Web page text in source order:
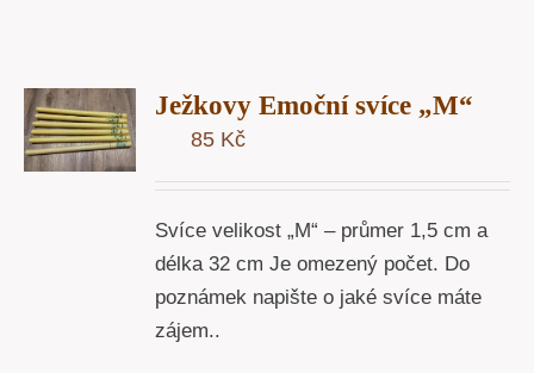
Ježkovy Emoční svíce „M“
85 Kč
Svíce velikost „M“ – průmer 1,5 cm a
délka 32 cm Je omezený počet. Do
poznámek napište o jaké svíce máte
zájem..